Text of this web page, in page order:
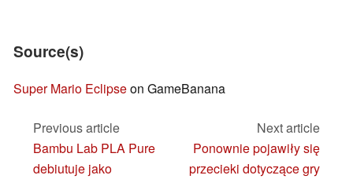
Source(s)
Super Mario Eclipseon GameBanana
Previous article
Bambu Lab PLA Pure
debiutuje jako
Next article
Ponownie pojawiły się
przecieki dotyczące gry